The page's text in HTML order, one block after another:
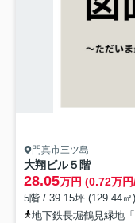
門真市三ツ島
大翔ビル５階
28.05万円 (0.72万
5階 / 39.15坪 (129.44
地下鉄長堀鶴見緑地